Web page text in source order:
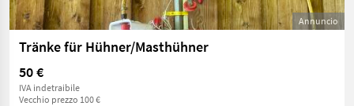
Annuncio
Tränke für Hühner/Masthühner
50 €
IVA indetraibile
Vecchio prezzo 100 €